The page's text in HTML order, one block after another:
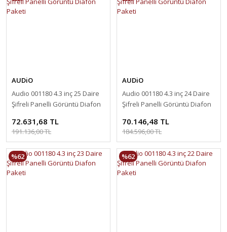
AUDiO
Audio 001180 4.3 inç 25 Daire
Şifreli Panelli Görüntü Diafon
72.631,68 TL
191.136,00 TL
AUDiO
Audio 001180 4.3 inç 24 Daire
Şifreli Panelli Görüntü Diafon
70.146,48 TL
184.596,00 TL
%62 %62